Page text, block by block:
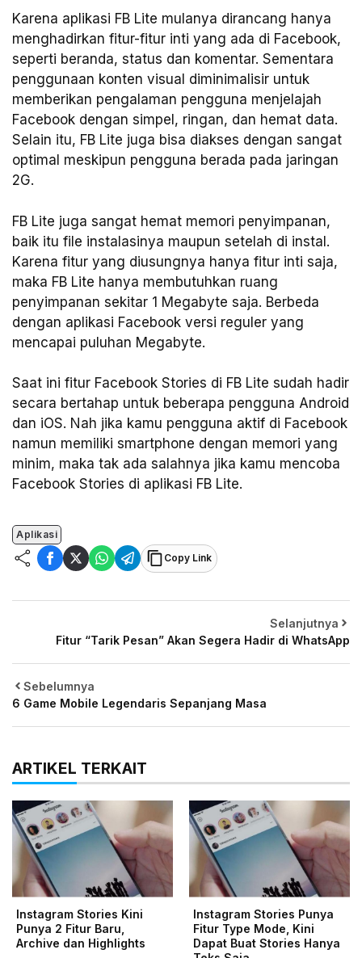
Karena aplikasi FB Lite mulanya dirancang hanya
menghadirkan fitur-fitur inti yang ada di Facebook,
seperti beranda, status dan komentar. Sementara
penggunaan konten visual diminimalisir untuk
memberikan pengalaman pengguna menjelajah
Facebook dengan simpel, ringan, dan hemat data.
Selain itu, FB Lite juga bisa diakses dengan sangat
optimal meskipun pengguna berada pada jaringan
2G.
FB Lite juga sangat hemat memori penyimpanan,
baik itu file instalasinya maupun setelah di instal.
Karena fitur yang diusungnya hanya fitur inti saja,
maka FB Lite hanya membutuhkan ruang
penyimpanan sekitar 1 Megabyte saja. Berbeda
dengan aplikasi Facebook versi reguler yang
mencapai puluhan Megabyte.
Saat ini fitur Facebook Stories di FB Lite sudah hadir
secara bertahap untuk beberapa pengguna Android
dan iOS. Nah jika kamu pengguna aktif di Facebook
namun memiliki smartphone dengan memori yang
minim, maka tak ada salahnya jika kamu mencoba
Facebook Stories di aplikasi FB Lite.
Aplikasi
Copy Link
Sebelumnya
6 Game Mobile Legendaris Sepanjang Masa
Selanjutnya
Fitur “Tarik Pesan” Akan Segera Hadir di WhatsApp
ARTIKEL TERKAIT
Instagram Stories Kini
Punya 2 Fitur Baru,
Archive dan Highlights
Instagram Stories Punya
Fitur Type Mode, Kini
Dapat Buat Stories Hanya